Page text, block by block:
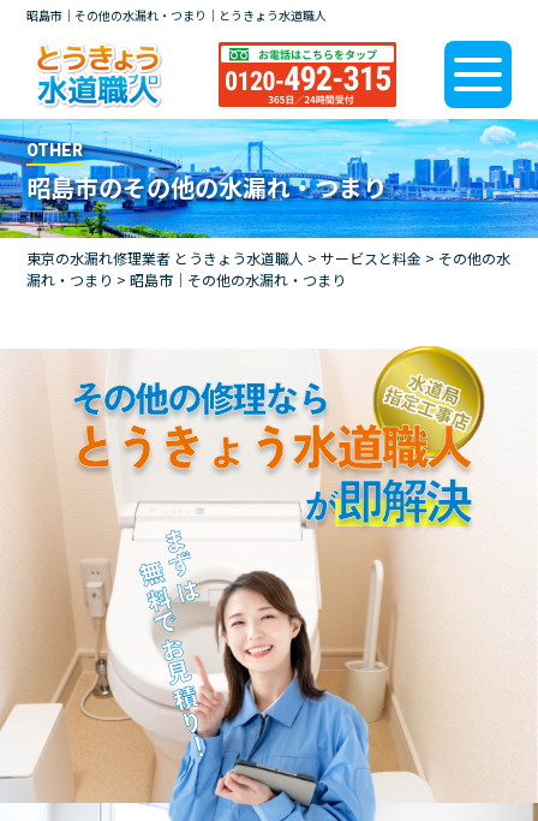
昭島市｜その他の水漏れ・つまり｜とうきょう水道職人
OTHER
昭島市のその他の水漏れ・つまり
東京の水漏れ修理業者 とうきょう水道職人 >サービスと料金 > その他の水
漏れ・つまり >昭島市｜その他の水漏れ・つまり
まずは
無料でお見積り！
その他の修理なら
とうきょう水道職人
が即解決